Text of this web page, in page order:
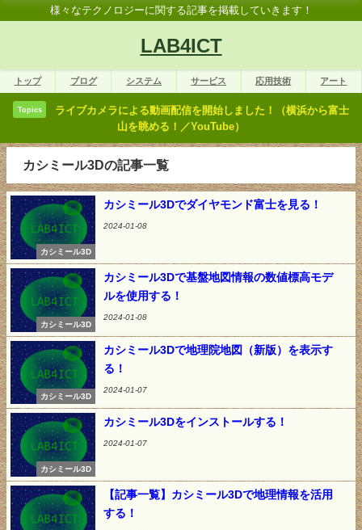
様々なテクノロジーに関する記事を掲載していきます！
LAB4ICT
トップ ブログ システム サービス 応用技術 アート
Topics
ライブカメラによる動画配信を開始しました！（横浜から富士
山を眺める！／YouTube）
カシミール3Dの記事一覧
カシミール3D
カシミール3Dでダイヤモンド富士を見る！
2024-01-08
カシミール3D
カシミール3Dで基盤地図情報の数値標高モデ
ルを使用する！
2024-01-08
カシミール3D
カシミール3Dで地理院地図（新版）を表示す
る！
2024-01-07
カシミール3D
カシミール3Dをインストールする！
2024-01-07
【記事一覧】カシミール3Dで地理情報を活用
する！